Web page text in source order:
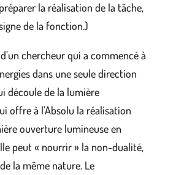
la réalisation de la tâche,
de la fonction.)
chercheur qui a commencé à
dans une seule direction
découle de la lumière
offre à l’Absolu la réalisation
ouverture lumineuse en
peut « nourrir » la non-dualité,
la même nature. Le